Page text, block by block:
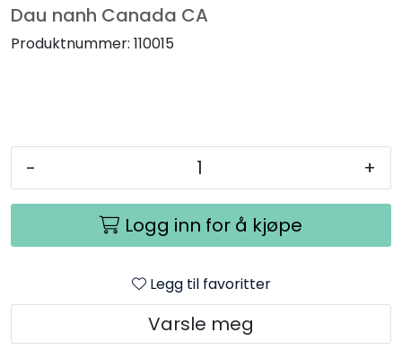
Dau nanh Canada CA
Produktnummer: 110015
- +
Logg inn for å kjøpe
Legg til favoritter
Varsle meg